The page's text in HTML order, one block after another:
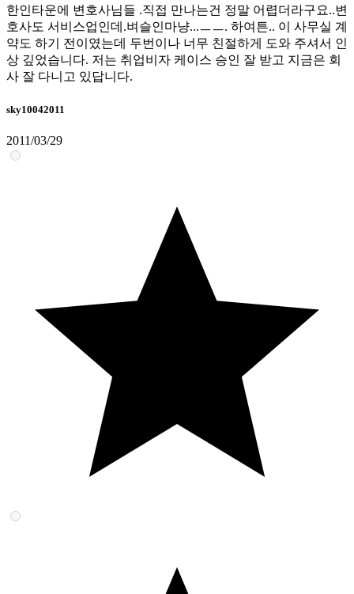
한인타운에 변호사님들 .직접 만나는건 정말 어렵더라구요..변
호사도 서비스업인데.벼슬인마냥...ㅡㅡ. 하여튼.. 이 사무실 계
약도 하기 전이였는데 두번이나 너무 친절하게 도와 주셔서 인
상 깊었습니다. 저는 취업비자 케이스 승인 잘 받고 지금은 회
사 잘 다니고 있답니다.
sky10042011
2011/03/29